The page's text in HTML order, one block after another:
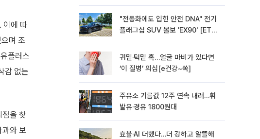
이에 따
며 조
플러스
감 없는
을 찾
과와 보
"전동화에도 입힌 안전 DNA" 전기
플래그십 SUV 볼보 'EX90' [ET의
귀밑·턱밑 혹…얼굴 마비가 있다면
‘이 질병’ 의심[e건강~쏙]
주유소 기름값 12주 연속 내려…휘
발유·경유 1800원대
효율·AI 더했다…더 강하고 알뜰해